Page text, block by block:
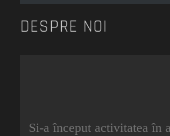
DESPRE NOI
Si-a început activitatea în